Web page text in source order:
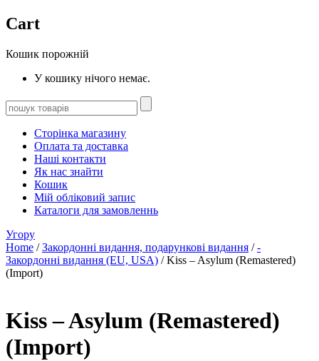
Cart
Кошик порожній
У кошику нічого немає.
Сторінка магазину
Оплата та доставка
Наші контакти
Як нас знайти
Кошик
Мій обліковий запис
Каталоги для замовленнь
Угору
Home /Закордонні видання, подарункові видання /-
Закордонні видання (EU, USA) / Kiss – Asylum (Remastered)
(Import)
Kiss – Asylum (Remastered)
(Import)